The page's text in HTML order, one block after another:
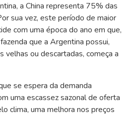
a China representa 75% das
sua vez, este período de maior
com uma época do ano em que,
que a Argentina possui,
velhas ou descartadas, começa a
se espera da demanda
uma escassez sazonal de oferta
clima, uma melhora nos preços